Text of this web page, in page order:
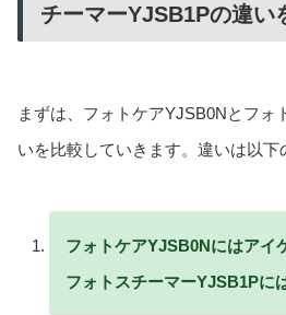
チーマーYJSB1Pの違い
まずは、フォトケアYJSB0Nとフォ
いを比較していきます。違いは以下
フォトケアYJSB0Nにはアイ
フォトスチーマーYJSB1Pに